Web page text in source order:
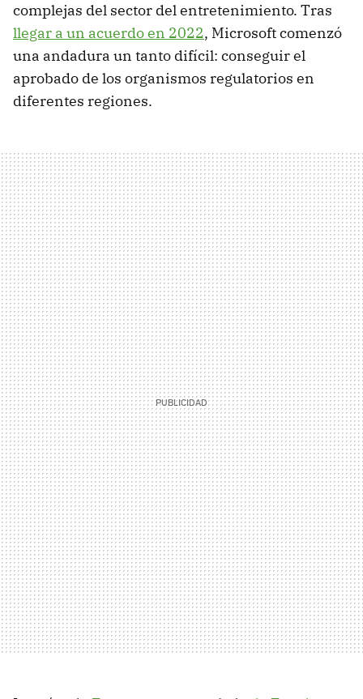
complejas del sector del entretenimiento. Tras
llegar a un acuerdo en 2022, Microsoft comenzó
una andadura un tanto difícil: conseguir el
aprobado de los organismos regulatorios en
diferentes regiones.